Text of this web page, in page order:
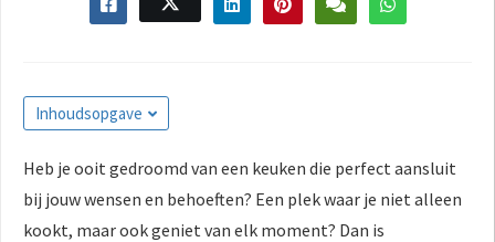
Inhoudsopgave
Heb je ooit gedroomd van een keuken die perfect aansluit
bij jouw wensen en behoeften? Een plek waar je niet alleen
kookt, maar ook geniet van elk moment? Dan is